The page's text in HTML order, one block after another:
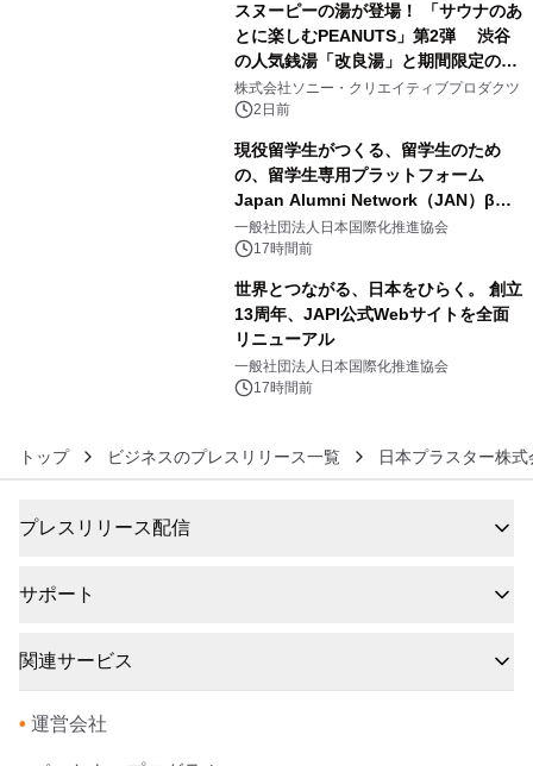
スヌーピーの湯が登場！ 「サウナのあ
とに楽しむPEANUTS」第2弾 渋谷
の人気銭湯「改良湯」と期間限定のコ
ラボレーション サウナイキタイコラ
ボグッズも発売決定！
株式会社ソニー・クリエイティブプロダクツ
2日前
現役留学生がつくる、留学生のため
の、留学生専用プラットフォーム
Japan Alumni Network（JAN）β版
をリリース
一般社団法人日本国際化推進協会
17時間前
世界とつながる、日本をひらく。 創立
13周年、JAPI公式Webサイトを全面
リニューアル
一般社団法人日本国際化推進協会
17時間前
トップ ビジネスのプレスリリース一覧 日本プラスター株式
プレスリリース配信
サポート
関連サービス
• 運営会社